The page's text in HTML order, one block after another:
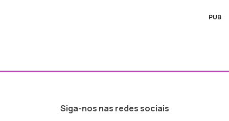
PUB
Siga-nos nas redes sociais